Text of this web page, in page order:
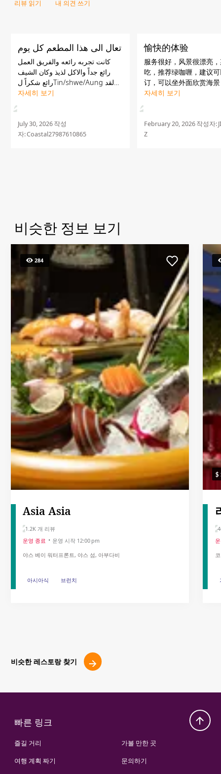
리뷰 읽기 내 의견 쓰기
تعال الى هذا المطعم كل يوم
كانت تجربه رائعه والفريق العمل
رائع جداً والاكل لذيذ وكان الشيف
رائع شكراً لTin/shwe/Aung لقد
صنعتوا يومنا
자세히 보기
July 30, 2026작성
자:Coastal27987610865
愉快的体验
服务很好，风景很漂亮
吃，推荐绿咖喱，建议
订，可以坐外面欣赏海景
자세히 보기
February 20, 2026작성자:
Z
비슷한 정보 보기
284
Asia Asia
1.2K 개 리뷰
운영 종료
운영 시작 12:00 pm
야스 베이 워터프론트, 야스 섬, 아부다비
아시아식 브런치
아시아식 브런치
비슷한 레스토랑 찾기
빠른 링크
즐길 거리
여행 계획 짜기
가볼 만한 곳
문의하기